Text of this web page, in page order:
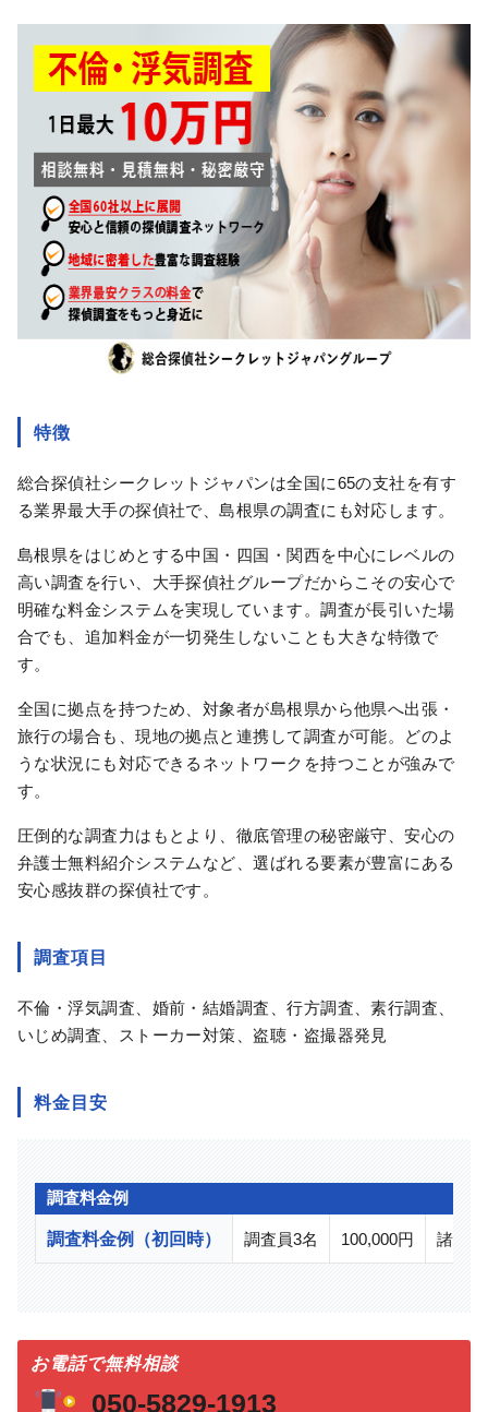
特徴
総合探偵社シークレットジャパンは全国に65の支社を有す
る業界最大手の探偵社で、島根県の調査にも対応します。
島根県をはじめとする中国・四国・関西を中心にレベルの
高い調査を行い、大手探偵社グループだからこその安心で
明確な料金システムを実現しています。調査が長引いた場
合でも、追加料金が一切発生しないことも大きな特徴で
す。
全国に拠点を持つため、対象者が島根県から他県へ出張・
旅行の場合も、現地の拠点と連携して調査が可能。どのよ
うな状況にも対応できるネットワークを持つことが強みで
す。
圧倒的な調査力はもとより、徹底管理の秘密厳守、安心の
弁護士無料紹介システムなど、選ばれる要素が豊富にある
安心感抜群の探偵社です。
調査項目
不倫・浮気調査、婚前・結婚調査、行方調査、素行調査、
いじめ調査、ストーカー対策、盗聴・盗撮器発見
料金目安
調査料金例
調査料金例（初回時） 調査員3名 100,000円 諸経
お電話で無料相談
050-5829-1913